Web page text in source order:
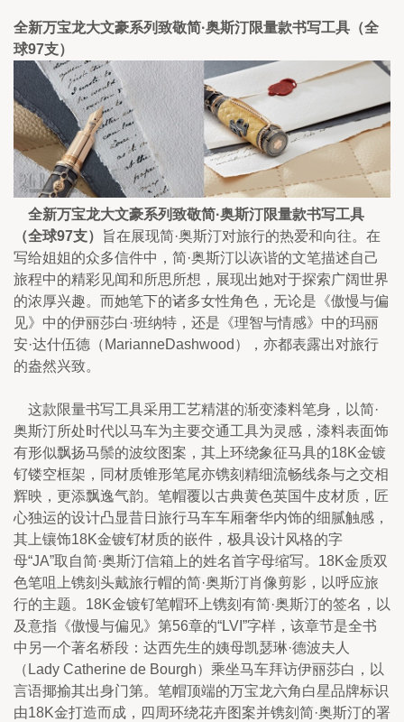
全新万宝龙大文豪系列致敬简·奥斯汀限量款书写工具（全
球97支）
全新万宝龙大文豪系列致敬简·奥斯汀限量款书写工具
（全球97支）
旨在展现简·奥斯汀对旅行的热爱和向往。在
写给姐姐的众多信件中，简·奥斯汀以诙谐的文笔描述自己
旅程中的精彩见闻和所思所想，展现出她对于探索广阔世界
的浓厚兴趣。而她笔下的诸多女性角色，无论是《傲慢与偏
见》中的伊丽莎白·班纳特，还是《理智与情感》中的玛丽
安·达什伍德（MarianneDashwood），亦都表露出对旅行
的盎然兴致。
这款限量书写工具采用工艺精湛的渐变漆料笔身，以简·
奥斯汀所处时代以马车为主要交通工具为灵感，漆料表面饰
有形似飘扬马鬃的波纹图案，其上环绕象征马具的18K金镀
钌镂空框架，同材质锥形笔尾亦镌刻精细流畅线条与之交相
辉映，更添飘逸气韵。笔帽覆以古典黄色英国牛皮材质，匠
心独运的设计凸显昔日旅行马车车厢奢华内饰的细腻触感，
其上镶饰18K金镀钌材质的嵌件，极具设计风格的字
母“JA”取自简·奥斯汀信箱上的姓名首字母缩写。18K金质双
色笔咀上镌刻头戴旅行帽的简·奥斯汀肖像剪影，以呼应旅
行的主题。18K金镀钌笔帽环上镌刻有简·奥斯汀的签名，以
及意指《傲慢与偏见》第56章的“LVI”字样，该章节是全书
中另一个著名桥段：达西先生的姨母凯瑟琳·德波夫人
（Lady Catherine de Bourgh）乘坐马车拜访伊丽莎白，以
言语揶揄其出身门第。笔帽顶端的万宝龙六角白星品牌标识
由18K金打造而成，四周环绕花卉图案并镌刻简·奥斯汀的署